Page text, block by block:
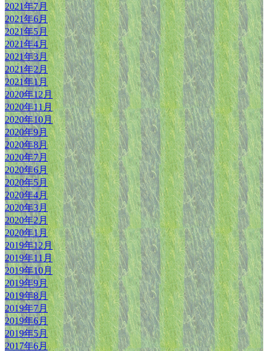
2021年7月
2021年6月
2021年5月
2021年4月
2021年3月
2021年2月
2021年1月
2020年12月
2020年11月
2020年10月
2020年9月
2020年8月
2020年7月
2020年6月
2020年5月
2020年4月
2020年3月
2020年2月
2020年1月
2019年12月
2019年11月
2019年10月
2019年9月
2019年8月
2019年7月
2019年6月
2019年5月
2017年6月